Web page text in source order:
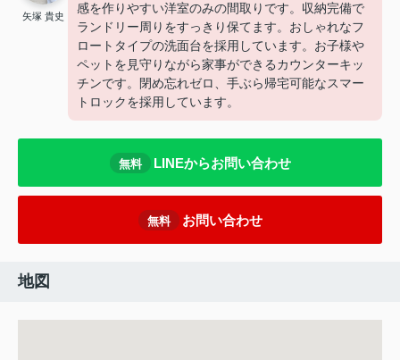
矢塚 貴史
感を作りやすい洋室のみの間取りです。収納完備で
ランドリー周りをすっきり保てます。おしゃれなフ
ロートタイプの洗面台を採用しています。お子様や
ペットを見守りながら家事ができるカウンターキッ
チンです。閉め忘れゼロ、手ぶら帰宅可能なスマー
トロックを採用しています。
無料 LINEからお問い合わせ
無料 お問い合わせ
地図